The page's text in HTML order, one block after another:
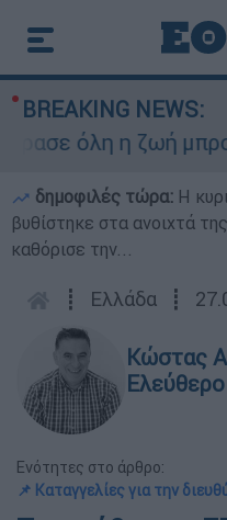
BREAKING NEWS:
όλη η ζωή
δημοφιλές τώρα: Η
βυθίστηκε στα ανοιχτά
καθόρισε την...
┋ Ελλάδα ┋
Κώστας
Ενότητες στο άρθρο:
📌 Kαταγγελίες για την